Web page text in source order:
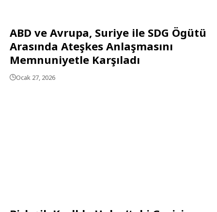
ABD ve Avrupa, Suriye ile SDG Ögütü
Arasında Ateşkes Anlaşmasını
Memnuniyetle Karşıladı
Ocak 27, 2026